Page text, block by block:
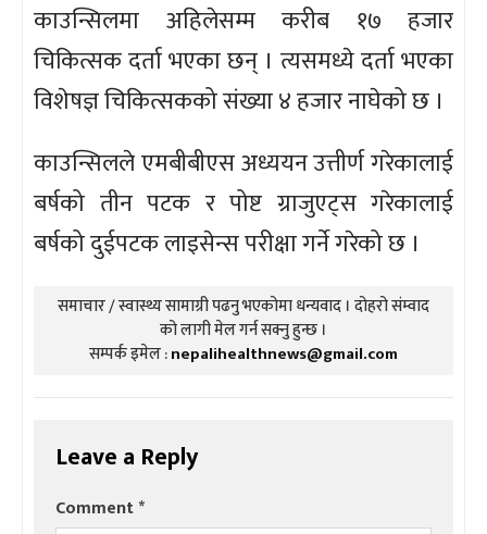
काउन्सिलमा अहिलेसम्म करीब १७ हजार
चिकित्सक दर्ता भएका छन् । त्यसमध्ये दर्ता भएका
विशेषज्ञ चिकित्सकको संख्या ४ हजार नाघेको छ ।
काउन्सिलले एमबीबीएस अध्ययन उत्तीर्ण गरेकालाई
बर्षको तीन पटक र पोष्ट ग्राजुएट्स गरेकालाई
बर्षको दुईपटक लाइसेन्स परीक्षा गर्ने गरेको छ ।
समाचार / स्वास्थ्य सामाग्री पढनु भएकोमा धन्यवाद । दोहरो संम्वाद
को लागी मेल गर्न सक्नु हुन्छ ।
सम्पर्क इमेल :nepalihealthnews@gmail.com
Leave a Reply
Comment*